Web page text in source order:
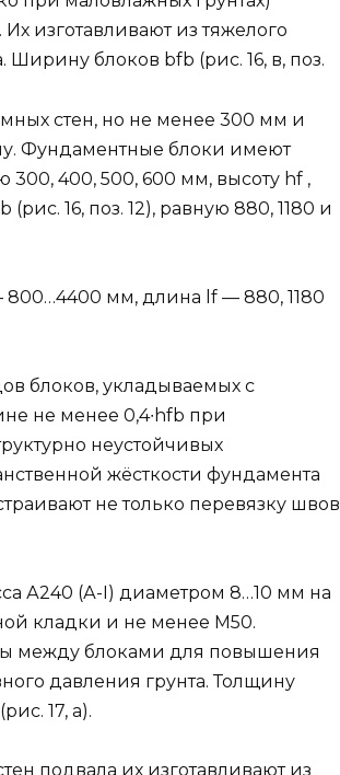
изготавливают из тяжелого
Ширину блоков bfb (рис. 16, в, поз.
стен, но не менее 300 мм и
Фундаментные блоки имеют
400, 500, 600 мм, высоту hf ,
16, поз. 12), равную 880, 1180 и
800…4400 мм, длина lf — 880, 1180
блоков, укладываемых с
не менее 0,4∙hfb при
неустойчивых
жёсткости фундамента
не только перевязку швов
А240 (А-I) диаметром 8…10 мм на
кладки и не менее М50.
между блоками для повышения
давления грунта. Толщину
17, а).
подвала их изготавливают из